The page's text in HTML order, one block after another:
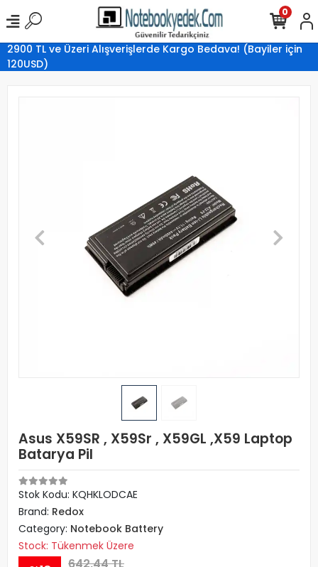
2900 TL ve Üzeri Alışverişlerde Kargo Bedava! (Bayiler için
120USD)
0
Asus X59SR , X59Sr , X59GL ,X59 Laptop
Batarya Pil
Stok Kodu: KQHKLODCAE
Brand: Redox
Category: Notebook Battery
Stock: Tükenmek Üzere